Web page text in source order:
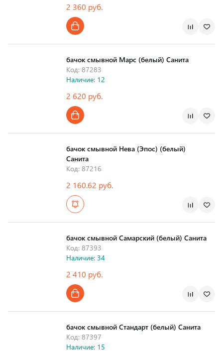
2 360 руб.
бачок смывной Марс (белый) Санита
Код: 87283
Наличие: 12
2 620 руб.
бачок смывной Нева (Эпос) (белый)
Санита
Код: 87216
2 160.62 руб.
бачок смывной Самарский (белый) Санита
Код: 87393
Наличие: 34
2 410 руб.
бачок смывной Стандарт (белый) Санита
Код: 87397
Наличие: 15